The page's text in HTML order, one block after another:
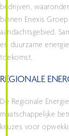
bedrijven,
binnen Enexis
aandachtsgebied.
en duurzame
toekomst.
REGIONALE
De Regionale
maatschappelijke
keuzes voor